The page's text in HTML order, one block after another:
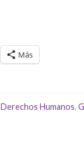
Más
Derechos Humanos,